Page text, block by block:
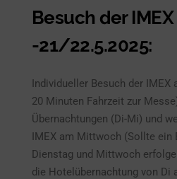
Besuch der IMEX
-21/22.5.2025:
Individueller Besuch der IMEX
20 Minuten Fahrzeit zur
Übernachtungen (Di-Mi) und
IMEX am Mittwoch (Sollte ein
Dienstag und Mittwoch
die Hotelübernachtung von Di